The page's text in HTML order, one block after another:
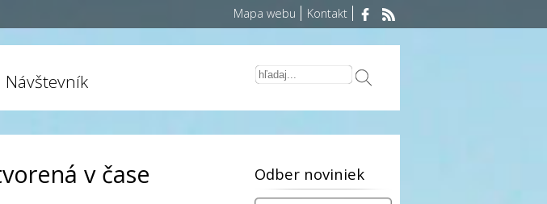
Mapa webu Kontakt
Návštevník
v čase
Odber noviniek